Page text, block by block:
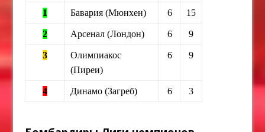
1 Бавария (Мюнхен) 6 15
2 Арсенал (Лондон) 6 9
3
Олимпиакос
(Пиреи)
6 9
4 Динамо (Загреб) 6 3